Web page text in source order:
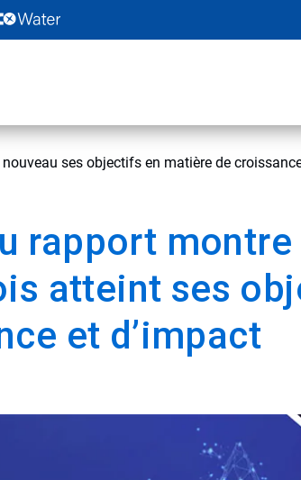
ses objectifs en matière de
rapport montre
atteint ses
et d’impact